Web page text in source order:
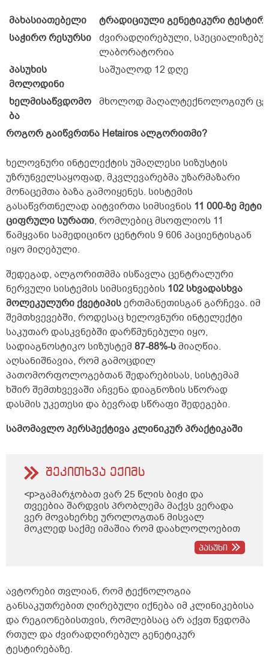
მახასიათებელი
ტრადიციული გენეტიკური
საჭირო რესურსი ძვირადღირებული,
ლაბორატორია
პასუხის
მოლოდინი
საშუალოდ 12 დღე
ხელმისაწვდომო
ბა
მხოლოდ მაღალტექნოლოგიურ
როგორ გაიწვრთნა Hetairos ალგორითმი?
ხელოვნური ინტელექტის უმაღლესი სიზუსტის
უზრუნველსაყოფად, მკვლევარებმა უზარმაზარი
მონაცემთა ბაზა გამოიყენეს. სისტემის
გასაწვრთნელად აიტვირთა სიმსივნის 11 000-ზე მეტი
ციფრული სურათი, რომლებიც მსოფლიოს 11
წამყვანი სამედიცინო ცენტრის 9 606 პაციენტისგან
იყო მიღებული.
შედეგად, ალგორითმმა ისწავლა ცენტრალური
ნერვული სისტემის სიმსივნეების 102 სხვადასხვა
მოლეკულური ქვეტიპისერთმანეთისგან გარჩევა. იმ
შემთხვევებში, როდესაც ხელოვნური ინტელექტი
საკუთარ დასკვნებში დარწმუნებული იყო,
სადიაგნოსტიკო სიზუსტემ 87-88%-სმიაღწია.
აღსანიშნავია, რომ გამოცდილ
პათომორფოლოგებთან შედარებისას, სისტემამ
ხშირ შემთხვევაში აჩვენა დიაგნოზის სწორად
დასმის უკეთესი და ბევრად სწრაფი შედეგები.
სამომავლო პერსპექტივა კლინიკურ პრაქტიკაში
შეკითხვა ექიმს
<p>გამარჯობათ ვარ 25 წლის ბიჭი და
თვეებია შარდვის პრობლემა მაქვს ვერადა
ვერ მოვახერხე უროლოგთან მისვალ
მოკლედ საქმე იმაშია რომ დაახლოლოებით
5 წუთში ზოგჯერ მეტი ადრეც ისევ მინდება
შარდვა ხან ცოტა გადმოდის ხან ბერვი
კონსულტაციაზე მოსვლა ხუთშაბათს ან
პარასკევს მეცლება სად ხართ
ტერიტორიულად ქუთაისში და რა ღირს
თქვენთან კონსულტაცია და ხო ტელეფონის
ნომერი რომ დამიწეროთ თქვენი</p>
პასუხი
ავტორები თვლიან, რომ ტექნოლოგია
განსაკუთრებით ღირებული იქნება იმ კლინიკებისა
და რეგიონებისთვის, რომლებსაც არ აქვთ წვდომა
რთულ და ძვირადღირებულ გენეტიკურ
ტესტირებაზე.